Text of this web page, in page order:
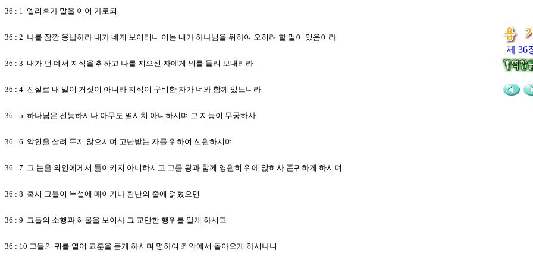
제 36
36 : 1 엘리후가 말을 이어 가로되
36 : 2 나를 잠깐 용납하라 내가 네게 보이리니 이는 내가 하나님을 위하여 오히려 할 말이 있음이라
36 : 3 내가 먼 데서 지식을 취하고 나를 지으신 자에게 의를 돌려 보내리라
36 : 4 진실로 내 말이 거짓이 아니라 지식이 구비한 자가 너와 함께 있느니라
36 : 5 하나님은 전능하시나 아무도 멸시치 아니하시며 그 지능이 무궁하사
36 : 6 악인을 살려 두지 않으시며 고난받는 자를 위하여 신원하시며
36 : 7 그 눈을 의인에게서 돌이키지 아니하시고 그를 왕과 함께 영원히 위에 앉히사 존귀하게 하시며
36 : 8 혹시 그들이 누설에 매이거나 환난의 줄에 얽혔으면
36 : 9 그들의 소행과 허물을 보이사 그 교만한 행위를 알게 하시고
36 : 10 그들의 귀를 열어 교훈을 듣게 하시며 명하여 죄악에서 돌아오게 하시나니